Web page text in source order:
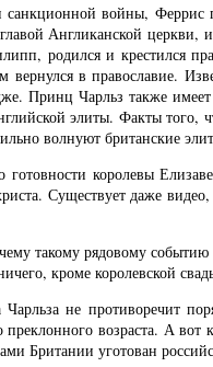
войны, Феррис
Англиканской
родился и крестился
вернулся в православие.
Принц Чарльз также
элиты. Факты
волнуют британские
королевы
Существует даже
такому рядовому
кроме королевской
не противоречит
возраста. А
Британии уготован